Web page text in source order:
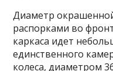
Диаметр
распорками во
каркаса идет
единственного
колеса, диаметром